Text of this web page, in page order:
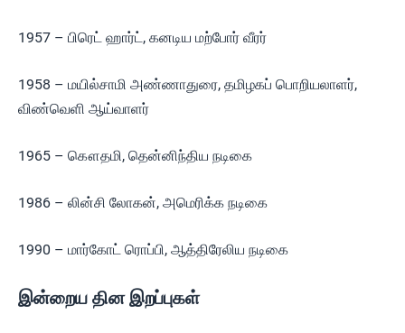
1957 – பிரெட் ஹார்ட், கனடிய மற்போர் வீரர்
1958 – மயில்சாமி அண்ணாதுரை, தமிழகப் பொறியலாளர்,
விண்வெளி ஆய்வாளர்
1965 – கௌதமி, தென்னிந்திய நடிகை
1986 – லின்சி லோகன், அமெரிக்க நடிகை
1990 – மார்கோட் ரொப்பி, ஆத்திரேலிய நடிகை
இன்றைய தின இறப்புகள்